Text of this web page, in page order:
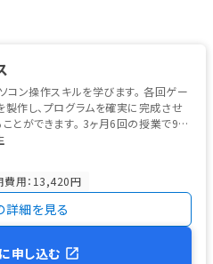
コン操作スキルを学びます。 各回ゲー
作し、プログラムを確実に完成させ
とができます。 3ヶ月6回の授業で9つ
費用：13,420円
詳細を見る
申し込む